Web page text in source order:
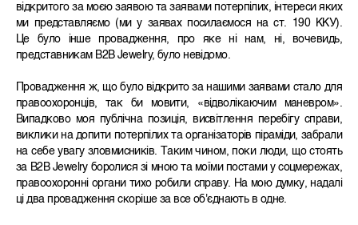
відкритого за моєю заявою та заявами потерпілих, інтереси яких
ми представляємо (ми у заявах посилаємося на ст. 190 ККУ).
Це було інше провадження, про яке ні нам, ні, вочевидь,
представникам B2B Jewelry, було невідомо.
Провадження ж, що було відкрито за нашими заявами стало для
правоохоронців, так би мовити, «відволікаючим маневром».
Випадково моя публічна позиція, висвітлення перебігу справи,
виклики на допити потерпілих та організаторів піраміди, забрали
на себе увагу зловмисників. Таким чином, поки люди, що стоять
за B2B Jewelry боролися зі мною та моїми постами у соцмережах,
правоохоронні органи тихо робили справу. На мою думку, надалі
ці два провадження скоріше за все об'єднають в одне.